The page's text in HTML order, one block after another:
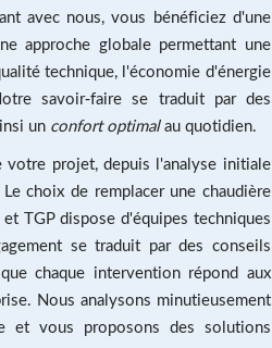
avec nous, vous bénéficiez d'une
approche globale permettant une
technique, l'économie d'énergie
savoir-faire se traduit par des
un confort optimalau quotidien.
votre projet, depuis l'analyse initiale
choix de remplacer une chaudière
TGP dispose d'équipes techniques
se traduit par des conseils
chaque intervention répond aux
Nous analysons minutieusement
et vous proposons des solutions